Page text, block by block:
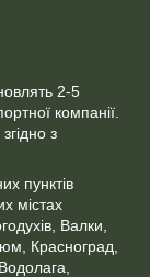
2-5
компанії.
з
пунктів
містах
Валки,
Красноград,